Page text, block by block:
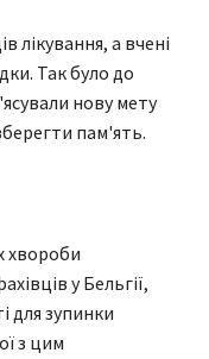
лікування, а вчені
Так було до
нову мету
пам'ять.
хвороби
у Бельгії,
для зупинки
з цим